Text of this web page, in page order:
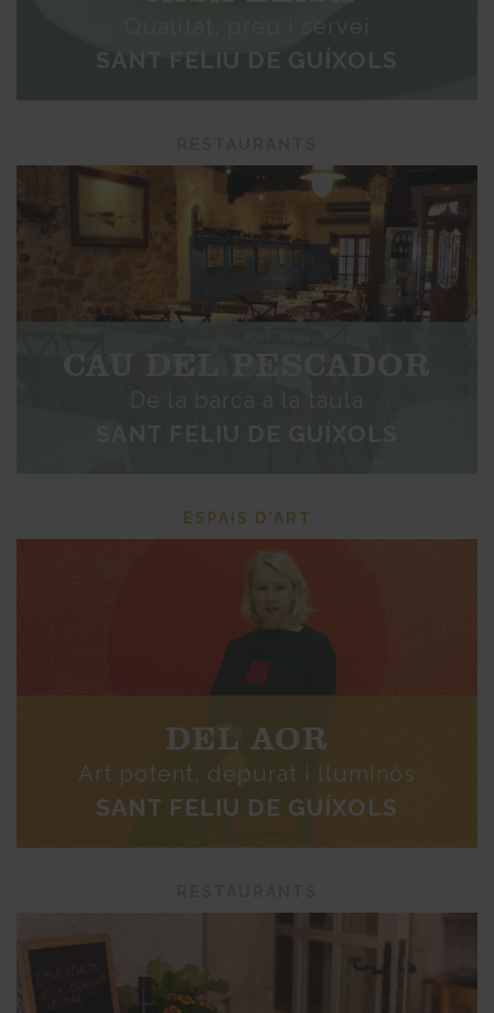
Qualitat, preu i servei
SANT FELIU DE GUÍXOLS
CAU DEL PESCADOR
De la barca a la taula
SANT FELIU DE GUÍXOLS
ESPAIS D'ART
DEL AOR
Art potent, depurat i lluminós
SANT FELIU DE GUÍXOLS